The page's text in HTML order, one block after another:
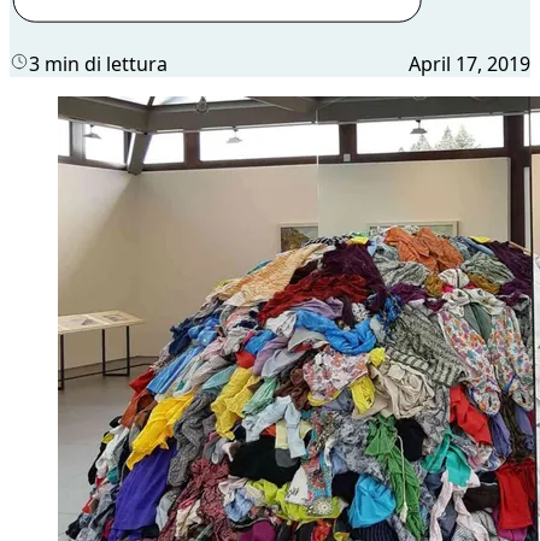
3 min di lettura April 17, 2019